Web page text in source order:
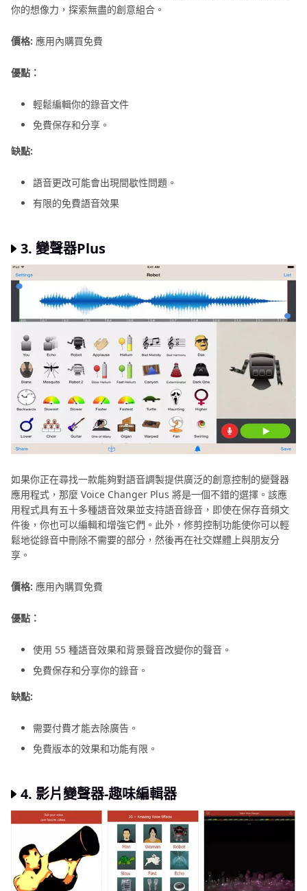
你的想像力，探索無盡的創意組合。
價格: 應用內購買免費
優點：
輕鬆編輯你的錄音文件
免費保存和分享。
缺點:
語音更改可能會出現間歇性問題。
有限的免費語音效果
3. 變聲器Plus
如果你正在尋找一款能夠對語音調製提供廣泛的創意控制的變聲器
應用程式，那麼 Voice Changer Plus 將是一個不錯的選擇。該應
用程式具有五十多種語音效果並支持語音錄音，即使在保存音頻文
件後，你也可以編輯和增強它們。此外，修剪控制功能使你可以輕
鬆地從錄音中刪除不需要的部分，然後再在社交媒體上與朋友分
享。
價格: 應用內購買免費
優點：
使用 55 種語音效果和背景聲音改變你的聲音。
免費保存和分享你的錄音。
缺點:
需要付費才能去除廣告。
免費版本的效果和功能有限。
4. 影片變聲器-趣味編輯器